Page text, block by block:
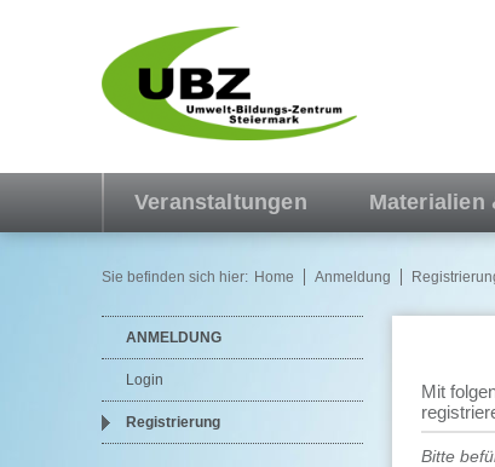
Veranstaltungen Materialien
Sie befinden sich hier: Home Anmeldung
ANMELDUNG
Login
Registrierung
Mit
Bitte